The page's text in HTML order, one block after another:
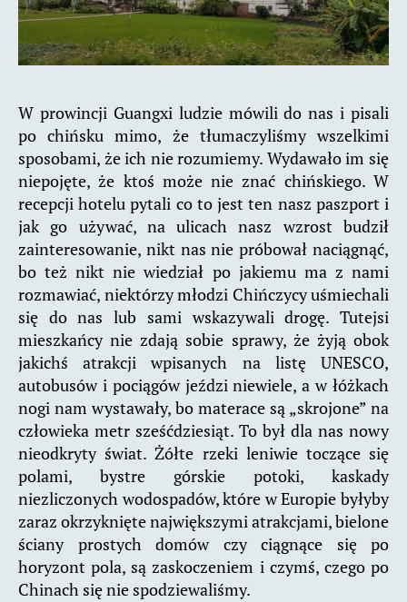
W prowincji Guangxi ludzie mówili do nas i pisali
po chińsku mimo, że tłumaczyliśmy wszelkimi
sposobami, że ich nie rozumiemy. Wydawało im się
niepojęte, że ktoś może nie znać chińskiego. W
recepcji hotelu pytali co to jest ten nasz paszport i
jak go używać, na ulicach nasz wzrost budził
zainteresowanie, nikt nas nie próbował naciągnąć,
bo też nikt nie wiedział po jakiemu ma z nami
rozmawiać, niektórzy młodzi Chińczycy uśmiechali
się do nas lub sami wskazywali drogę. Tutejsi
mieszkańcy nie zdają sobie sprawy, że żyją obok
jakichś atrakcji wpisanych na listę UNESCO,
autobusów i pociągów jeździ niewiele, a w łóżkach
nogi nam wystawały, bo materace są „skrojone” na
człowieka metr sześćdziesiąt. To był dla nas nowy
nieodkryty świat. Żółte rzeki leniwie toczące się
polami, bystre górskie potoki, kaskady
niezliczonych wodospadów, które w Europie byłyby
zaraz okrzyknięte największymi atrakcjami, bielone
ściany prostych domów czy ciągnące się po
horyzont pola, są zaskoczeniem i czymś, czego po
Chinach się nie spodziewaliśmy.